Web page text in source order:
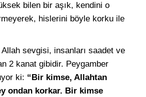
bilen bir aşık, kendini o
hislerini böyle korku ile
sevgisi, insanları saadet ve
2 kanat gibidir. Peygamber
ki: “Bir kimse, Allahtan
ondan korkar. Bir kimse